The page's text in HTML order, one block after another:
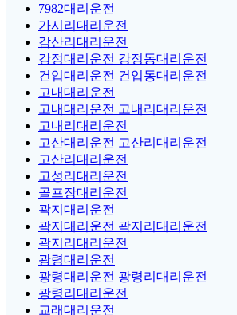
7982대리운전
가시리대리운전
감산리대리운전
강정대리운전 강정동대리운전
건입대리운전 건입동대리운전
고내대리운전
고내대리운전 고내리대리운전
고내리대리운전
고산대리운전 고산리대리운전
고산리대리운전
고성리대리운전
골프장대리운전
곽지대리운전
곽지대리운전 곽지리대리운전
곽지리대리운전
광령대리운전
광령대리운전 광령리대리운전
광령리대리운전
교래대리운전